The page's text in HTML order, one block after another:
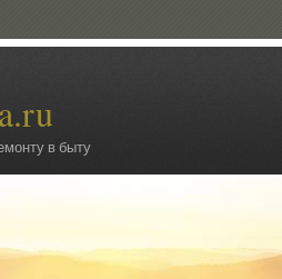
в быту